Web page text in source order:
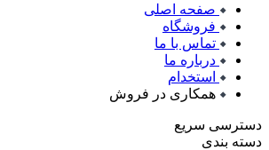
صفحه اصلی
فروشگاه
تماس با ما
درباره ما
استخدام
همکاری در فروش
دسترسی سریع
دسته بندی